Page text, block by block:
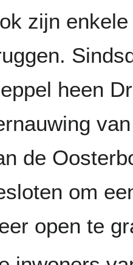
zijn
heen
de
om
open te